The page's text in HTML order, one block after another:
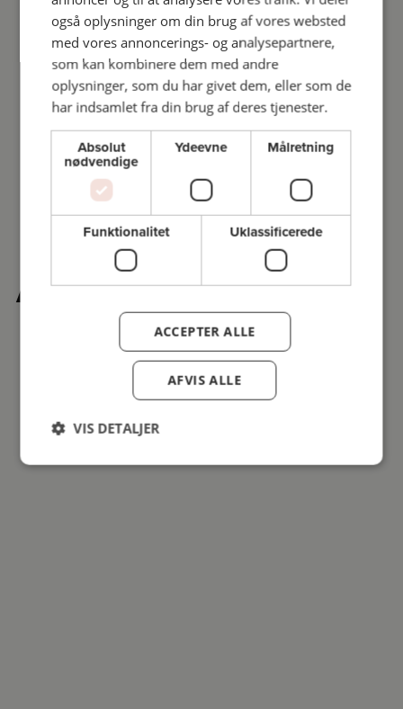
Andre købte også
også oplysninger om din brug af vores websted
med vores annoncerings- og analysepartnere,
som kan kombinere dem med andre
oplysninger, som du har givet dem, eller som de
har indsamlet fra din brug af deres tjenester.
Absolut
nødvendige
Ydeevne Målretning
Funktionalitet Uklassificerede
ACCEPTER ALLE
AFVIS ALLE
VIS DETALJER